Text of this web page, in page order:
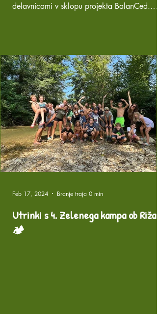
delavnicami v sklopu projekta BalanCed.
Utrinki s 4. Zelenega kampa ob
🏕️
Feb 17, 2024 Branje traja 0 min